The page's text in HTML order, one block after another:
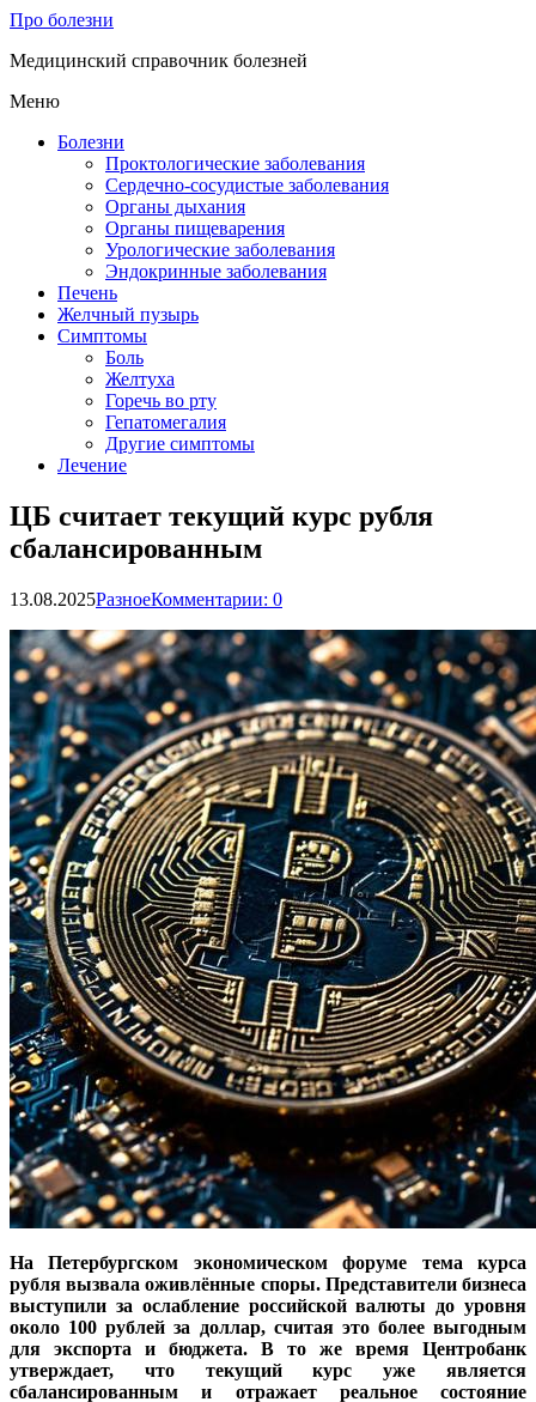
Про болезни
Медицинский справочник болезней
Меню
Болезни
Проктологические заболевания
Сердечно-сосудистые заболевания
Органы дыхания
Органы пищеварения
Урологические заболевания
Эндокринные заболевания
Печень
Желчный пузырь
Симптомы
Боль
Желтуха
Горечь во рту
Гепатомегалия
Другие симптомы
Лечение
ЦБ считает текущий курс рубля
сбалансированным
13.08.2025РазноеКомментарии: 0
На Петербургском экономическом форуме тема курса
рубля вызвала оживлённые споры. Представители бизнеса
выступили за ослабление российской валюты до уровня
около 100 рублей за доллар, считая это более выгодным
для экспорта и бюджета. В то же время Центробанк
утверждает, что текущий курс уже является
сбалансированным и отражает реальное состояние